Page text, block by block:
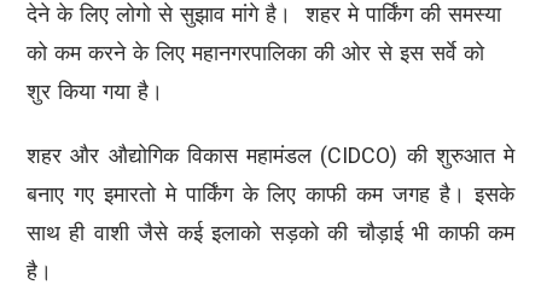
देने के लिए लोगो से सुझाव मांगे है। शहर मे पार्किंग की समस्या
को कम करने के लिए महानगरपालिका की ओर से इस सर्वे को
शुर किया गया है।
शहर और औद्योगिक विकास महामंडल (CIDCO) की शुरुआत मे
बनाए गए इमारतो मे पार्किंग के लिए काफी कम जगह है। इसके
साथ ही वाशी जैसे कई इलाको सड़को की चौड़ाई भी काफी कम
है।